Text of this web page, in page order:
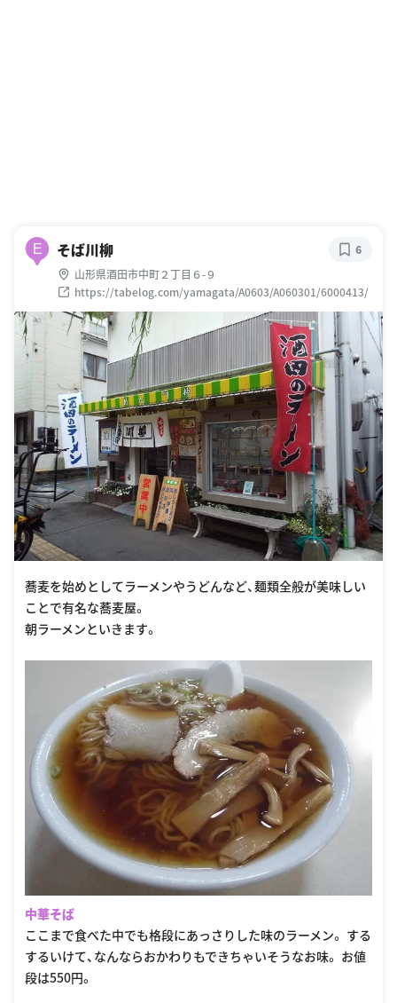
E そば川柳
山形県酒田市中町２丁目６-９
https://tabelog.com/yamagata/A0603/A060301/6000413/
6
蕎麦を始めとしてラーメンやうどんなど、麺類全般が美味しい
ことで有名な蕎麦屋。
朝ラーメンといきます。
中華そば
ここまで食べた中でも格段にあっさりした味のラーメン。 する
するいけて、なんならおかわりもできちゃいそうなお味。 お値
段は550円。